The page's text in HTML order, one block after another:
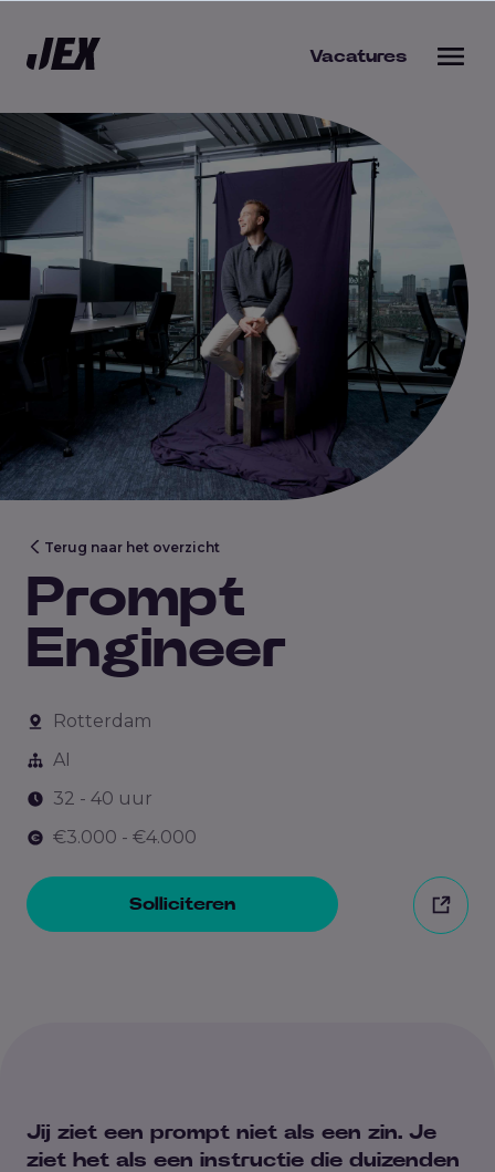
Vacatures
werkgever
Terug naar het overzicht
Prompt
Engineer
Rotterdam
AI
32 - 40 uur
€3.000 - €4.000
Solliciteren
Jij ziet een prompt niet als een zin. Je
ziet het als een instructie die duizenden